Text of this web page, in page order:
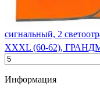
сигнальный, 2
XXXL (60-62),
Информация